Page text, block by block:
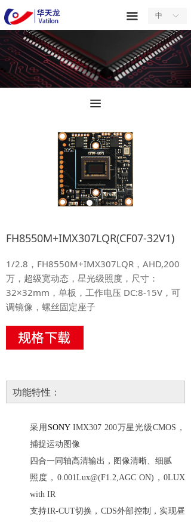
끀
首页
关于我们
产品中心
ꀅ
中
FH8550M+IMX307LQR(CF07-32V1)
1/2.8，FH8550M+IMX307LQR，AHD,200
万，超级宽动态，星光级照度，尺寸：
32×32mm，单板，工作电压 DC:8-15V，可
调镜像，螺丝固定座子
功能特性：
采用 SONY IMX307 200万星光级CMOS ，
捕捉运动图像
四合一同轴高清输出，图像清晰、细腻
照度， 0.001Lux@(F1.2,AGC ON) ，0LUX
with IR
支持IR-CUT切换， CDS外部控制，实现昼
끀